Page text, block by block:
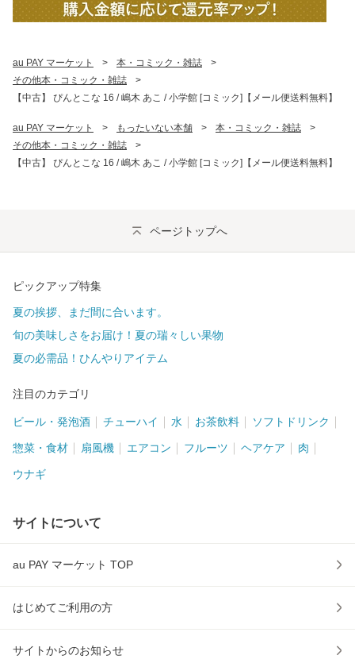
au PAY マーケット > 本・コミック・雑誌
>
その他本・コミック・雑誌
>
【中古】 ぴんとこな 16 / 嶋木 あこ / 小学館 [コミック]【メール便送料無料】
au PAY マーケット > もったいない本舗 > 本・コミック・雑誌
>
その他本・コミック・雑誌
>
【中古】 ぴんとこな 16 / 嶋木 あこ / 小学館 [コミック]【メール便送料無料】
ページトップへ
ピックアップ特集
夏の挨拶、まだ間に合います。
旬の美味しさをお届け！夏の瑞々しい果物
夏の必需品！ひんやりアイテム
注目のカテゴリ
ビール・発泡酒 チューハイ 水 お茶飲料 ソフトドリンク
惣菜・食材 扇風機 エアコン フルーツ ヘアケア 肉
ウナギ
サイトについて
au PAY マーケット TOP
はじめてご利用の方
サイトからのお知らせ